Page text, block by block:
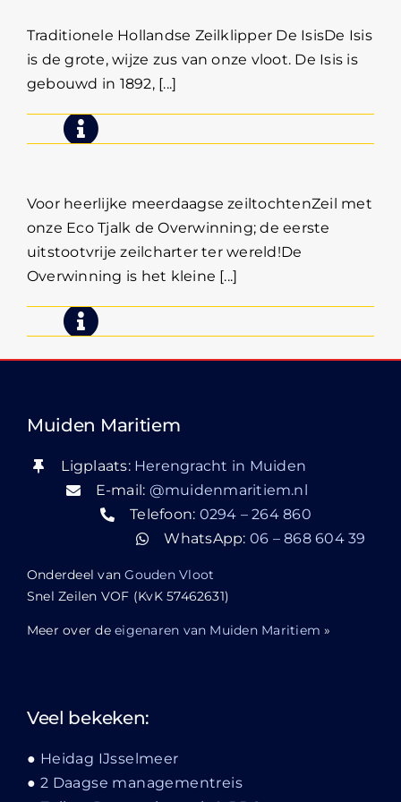
Traditionele Hollandse Zeilklipper De IsisDe Isis
is de grote, wijze zus van onze vloot. De Isis is
gebouwd in 1892, [...]
Voor heerlijke meerdaagse zeiltochtenZeil met
onze Eco Tjalk de Overwinning; de eerste
uitstootvrije zeilcharter ter wereld!De
Overwinning is het kleine [...]
Muiden Maritiem
Ligplaats: Herengracht in Muiden
E-mail: @muidenmaritiem.nl
Telefoon: 0294 – 264 860
WhatsApp: 06 – 868 604 39
Onderdeel vanGouden Vloot
Snel Zeilen VOF (KvK 57462631)
Meer over deeigenaren van Muiden Maritiem »
Veel bekeken:
Heidag IJsselmeer
2 Daagse managementreis